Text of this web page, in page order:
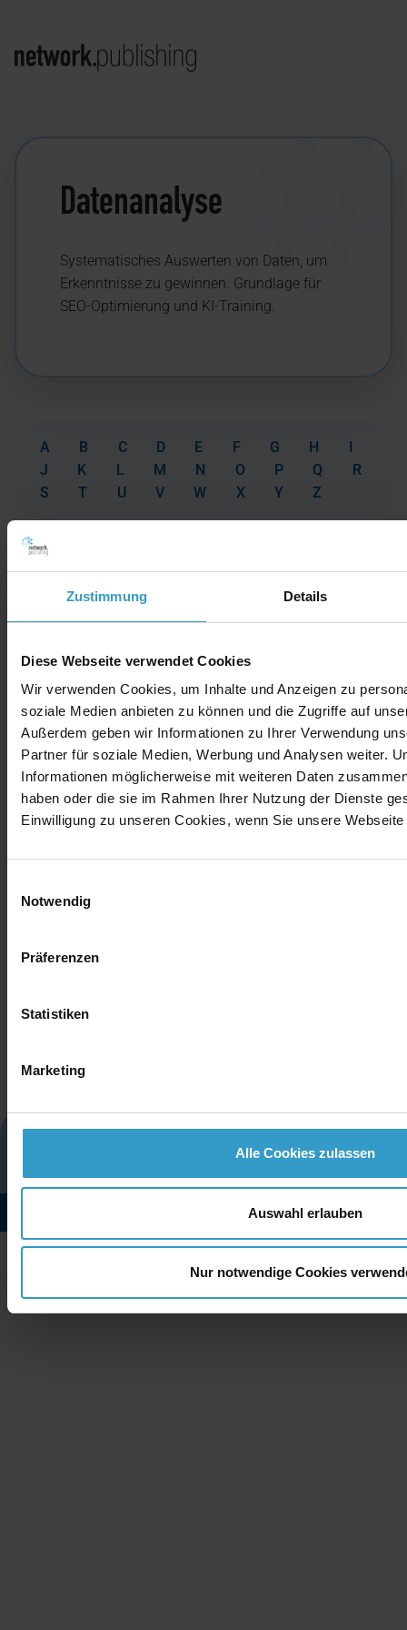
Zustimmung Details
Diese Webseite verwendet Cookies
Wir verwenden Cookies, um Inhalte und Anzeigen zu
soziale Medien anbieten zu können und die Zugriffe auf
Außerdem geben wir Informationen zu Ihrer Verwendung
Partner für soziale Medien, Werbung und Analysen weiter.
Informationen möglicherweise mit weiteren Daten
haben oder die sie im Rahmen Ihrer Nutzung der Dienste
Einwilligung zu unseren Cookies, wenn Sie unsere
Notwendig
Präferenzen
Statistiken
Marketing
Alle Cookies zulassen
Auswahl erlauben
Nur notwendige Cookies
Datenanalyse
Systematisches Auswerten von Daten, um
Erkenntnisse zu gewinnen. Grundlage für
SEO-Optimierung und KI-Training.
A B C D E F G H
I
J
K L M N O P Q
R
S
T U V W X Y Z
Datenschutz Cookies Kontakt
+49 (0) 221 99 55 89 0
Copyright © 2026 -